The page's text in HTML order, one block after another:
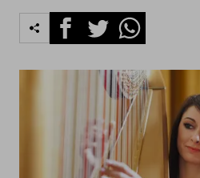
FacebookTwitterWhatsapp